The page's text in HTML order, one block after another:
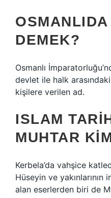
DEMEK?
Osmanlı
devlet ile halk
kişilere verilen ad.
ISLAM
MUHTAR
Kerbela’da vahşice
Hüseyin ve
alan eserlerden biri de